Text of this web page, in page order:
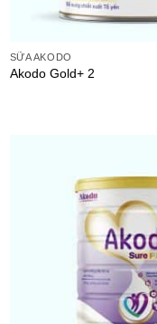
SỮA AKODO
Akodo Gold+ 2